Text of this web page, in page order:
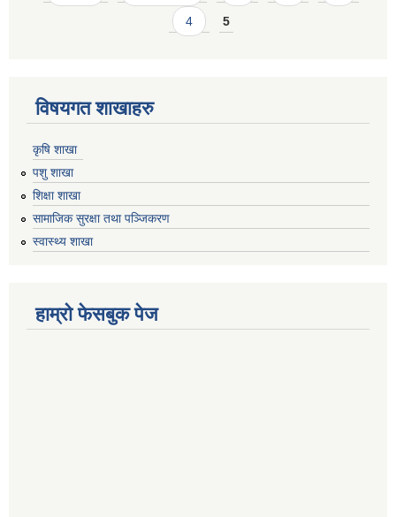
4 5
विषयगत शाखाहरु
कृषि शाखा
पशु शाखा
शिक्षा शाखा
सामाजिक सुरक्षा तथा पञ्जिकरण
स्वास्थ्य शाखा
हाम्रो फेसबुक पेज